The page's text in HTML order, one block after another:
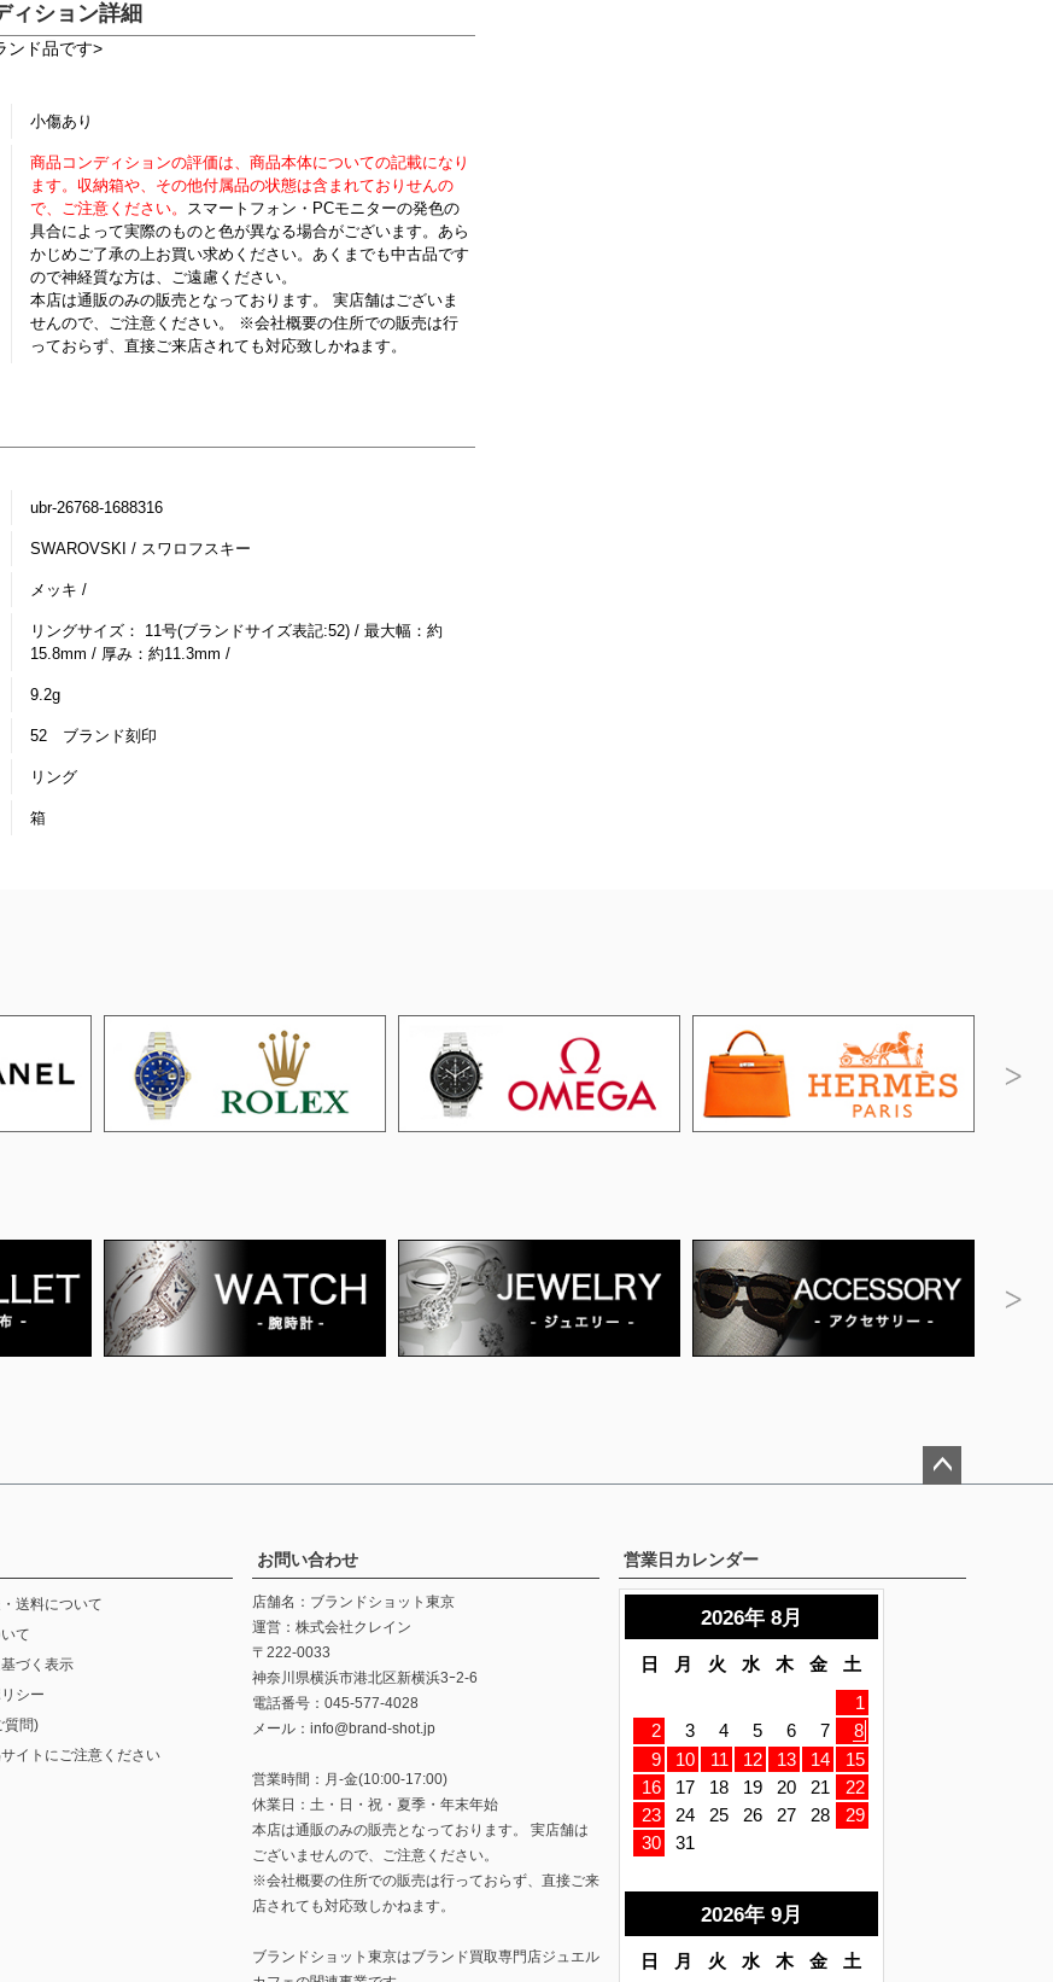
ィション詳細
ンド品です>
小傷あり
商品コンディションの評価は、商品本体についての記載になり
ます。収納箱や、その他付属品の状態は含まれておりせんの
で、ご注意ください。 スマートフォン・PCモニターの発色の
具合によって実際のものと色が異なる場合がございます。あら
かじめご了承の上お買い求めください。あくまでも中古品です
ので神経質な方は、ご遠慮ください。
本店は通販のみの販売となっております。 実店舗はございま
せんので、ご注意ください。 ※会社概要の住所での販売は行
っておらず、直接ご来店されても対応致しかねます。
ubr-26768-1688316
SWAROVSKI / スワロフスキー
メッキ /
リングサイズ： 11号(ブランドサイズ表記:52) / 最大幅：約
15.8mm / 厚み：約11.3mm /
9.2g
52 ブランド刻印
リング
箱
へ
送料について
て
づく表示
シー
質問)
イトにご注意ください
お問い合わせ
店舗名：ブランドショット東京
運営：株式会社クレイン
〒222-0033
神奈川県横浜市港北区新横浜3ｰ2-6
電話番号：045-577-4028
メール：info@brand-shot.jp
営業時間：月-金(10:00-17:00)
休業日：土・日・祝・夏季・年末年始
本店は通販のみの販売となっております。 実店舗は
ございませんので、ご注意ください。
※会社概要の住所での販売は行っておらず、直接ご来
店されても対応致しかねます。
ブランドショット東京はブランド買取専門店ジュエル
営業日カレンダー